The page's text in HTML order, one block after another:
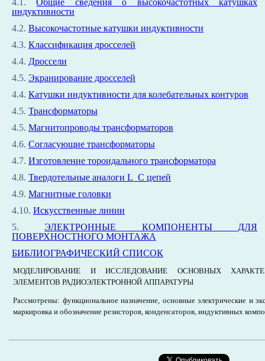
4.1.Общие сведения о высокочастотных катушках
индуктивности
4.2. Высокочастотные катушки индуктивности
4.3. Классификация дросселей
4.4. Дроссели
4.5. Экранирование дросселей
4.4. Катушки индуктивности для колебательных контуров
4.5. Трансформаторы
4.5. Магнитопроводы трансформаторов
4.6. Согласующие трансформаторы
4.7. Изготовление тороидального трансформатора
4.8. Твердотельные аналоги L_С цепей
4.9. Магнитные головки
4.10. Искусственные линии
5. ЭЛЕКТРОННЫЕ КОМПОНЕНТЫ ДЛЯ
ПОВЕРХНОСТНОГО МОНТАЖА
БИБЛИОГРАФИЧЕСКИЙ СПИСОК
МОДЕЛИРОВАНИЕ И ИССЛЕДОВАНИЕ ОСНОВНЫХ
ЭЛЕМЕНТОВ РАДИОЭЛЕКТРОННОЙ АППАРАТУРЫ
Рассмотрены: функциональное назначение, основные электрические и
маркировка и обозначение резисторов, конденсаторов, индуктивных